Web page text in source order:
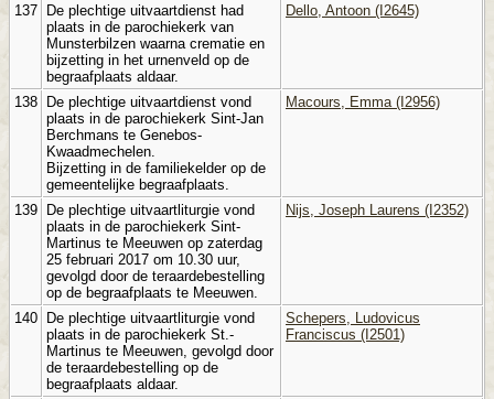
137
De plechtige uitvaartdienst had
plaats in de parochiekerk van
Munsterbilzen waarna crematie en
bijzetting in het urnenveld op de
begraafplaats aldaar.
Dello, Antoon (I2645)
138
De plechtige uitvaartdienst vond
plaats in de parochiekerk Sint-Jan
Berchmans te Genebos-
Kwaadmechelen.
Bijzetting in de familiekelder op de
gemeentelijke begraafplaats.
Macours, Emma (I2956)
139
De plechtige uitvaartliturgie vond
plaats in de parochiekerk Sint-
Martinus te Meeuwen op zaterdag
25 februari 2017 om 10.30 uur,
gevolgd door de teraardebestelling
op de begraafplaats te Meeuwen.
Nijs, Joseph Laurens (I2352)
140
De plechtige uitvaartliturgie vond
plaats in de parochiekerk St.-
Martinus te Meeuwen, gevolgd door
de teraardebestelling op de
begraafplaats aldaar.
Schepers, Ludovicus
Franciscus (I2501)